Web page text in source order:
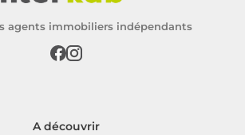
agents immobiliers indépendants
A découvrir